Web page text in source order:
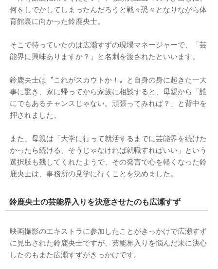
何をしでかしてしまったんだろうと戦々恐々となりながら体
育館裏に向かった鈴鹿央士。
そこで待っていたのは広瀬すずの現場マネージャーで、「芸
能界に興味ありますか？」と名刺を渡されたといいます。
鈴鹿央士は〝これがスカウトか！〟と自身の身に起きた一大
事に驚き、家に帰ってから家族に相談すると、母親から「誰
にでもあるチャンスじゃない。頑張ってみれば？」と背中を
押されました。
また、母親は「大学に行って就活するまでに芸能界を続けた
かったら続ける、そうじゃなければ就職すればいい」という
選択肢も残してくれたようで、その発言で心を軽くなった鈴
鹿央士は、事務所の見学に行くことを決めました。
鈴鹿央士の芸能界入りを決意させたのも広瀬すず
映画撮影のエキストラに参加したことがきっかけで広瀬すず
に見出された鈴鹿央士ですが、芸能界入りを悩んだ末に決心
したのもまた広瀬すずがきっかけです。